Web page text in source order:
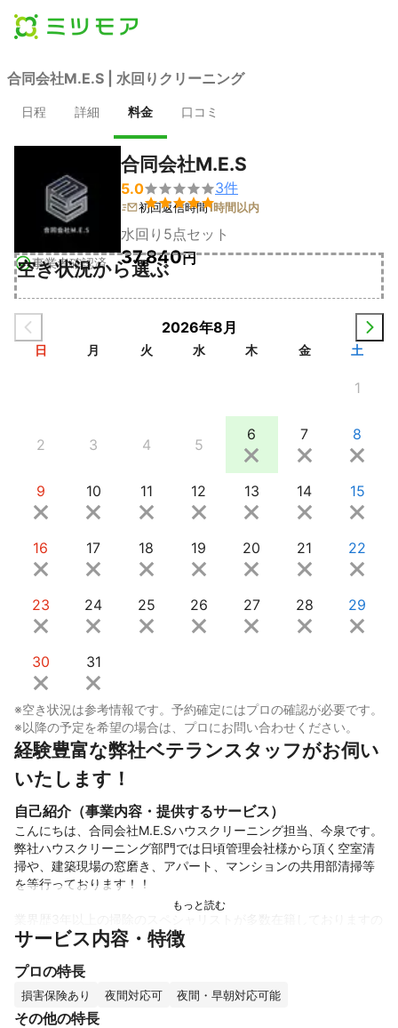
合同会社M.E.S | 水回りクリーニング
日程 詳細 料金 口コミ
事業者確認済
合同会社M.E.S
5.0

3件
初回返信時間1時間以内
水回り5点セット
37,840円
空き状況から選ぶ
2026年8月
日 月 火 水 木 金 土
1
2 3 4 5
6 7 8
9 10 11 12 13 14 15
16 17 18 19 20 21 22
23 24 25 26 27 28 29
30 31
※空き状況は参考情報です。予約確定にはプロの確認が必要です。
※以降の予定を希望の場合は、プロにお問い合わせください。
経験豊富な弊社ベテランスタッフがお伺い
いたします！
自己紹介（事業内容・提供するサービス）
こんにちは、合同会社M.E.Sハウスクリーニング担当、今泉です。
弊社ハウスクリーニング部門では日頃管理会社様から頂く空室清
掃や、建築現場の窓磨き、アパート、マンションの共用部清掃等
を等行っております！！
で弊社スタッフ誠心誠意ご対応いたします！！
又、その他お困りごとも弊社にて解決できることがありましたら
是非何なりとご相談ください！！
サービス内容・特徴
プロの特長
損害保険あり 夜間対応可 夜間・早朝対応可能
その他の特長